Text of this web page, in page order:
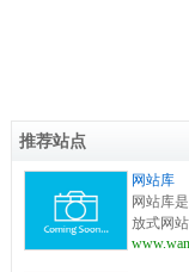
推荐站点
网站库
网站库
放式网
国内外